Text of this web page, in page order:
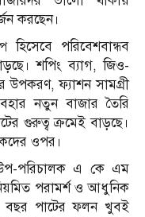
করছেন।
হিসেবে পরিবেশবান্ধব
শপিং ব্যাগ, জিও-
উপকরণ, ফ্যাশন সামগ্রী
নতুন বাজার তৈরি
গুরুত্ব ক্রমেই বাড়ছে।
ওপর।
পরিচালক এ কে এম
পরামর্শ ও আধুনিক
বছর পাটের ফলন খুবই